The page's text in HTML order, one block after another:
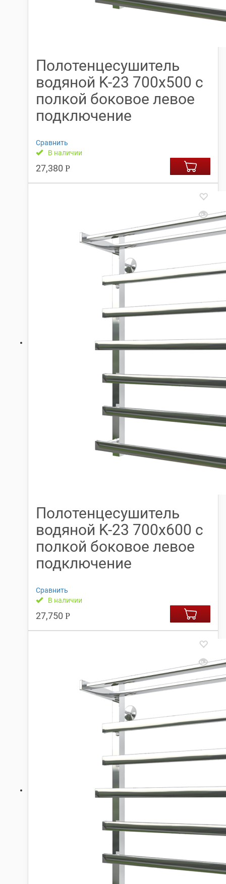
Полотенцесушитель
водяной K-23 700х500 с
полкой боковое левое
подключение
Сравнить
В наличии
27,380 Р
Полотенцесушитель
водяной K-23 700х600 с
полкой боковое левое
подключение
Сравнить
В наличии
27,750 Р